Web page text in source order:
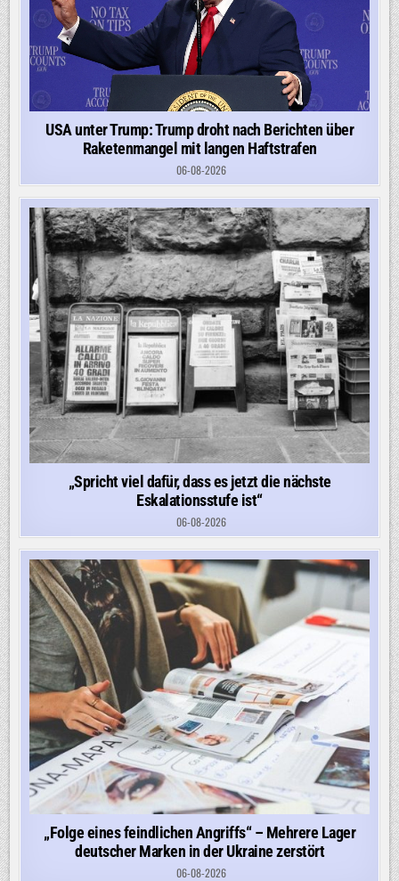
USA unter Trump: Trump droht nach Berichten über
Raketenmangel mit langen Haftstrafen
06-08-2026
„Spricht viel dafür, dass es jetzt die nächste
Eskalationsstufe ist“
06-08-2026
„Folge eines feindlichen Angriffs“ – Mehrere Lager
deutscher Marken in der Ukraine zerstört
06-08-2026